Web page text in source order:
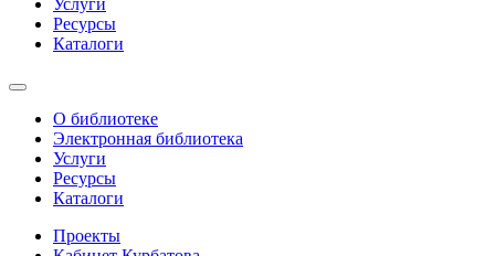
Услуги
Ресурсы
Каталоги
О библиотеке
Электронная библиотека
Услуги
Ресурсы
Каталоги
Проекты